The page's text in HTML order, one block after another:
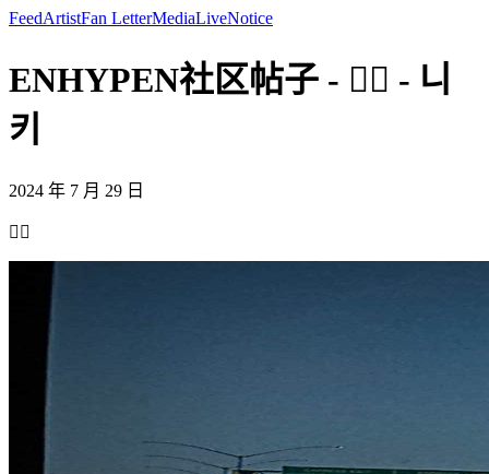
FeedArtistFan LetterMediaLiveNotice
ENHYPEN社区帖子 - ❤️‍🔥 - 니
키
2024 年 7 月 29 日
❤️‍🔥